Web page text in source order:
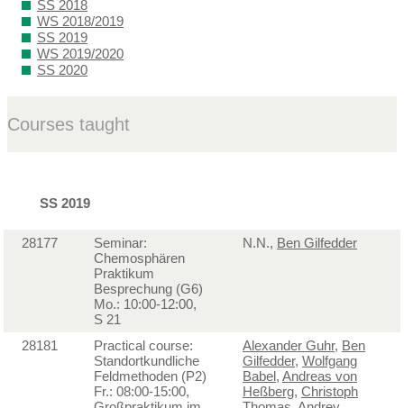
SS 2018
WS 2018/2019
SS 2019
WS 2019/2020
SS 2020
Courses taught
SS 2019
28177
Seminar:
Chemosphären
Praktikum
Besprechung (G6)
Mo.: 10:00-12:00,
S 21
N.N., Ben Gilfedder
28181
Practical course:
Standortkundliche
Feldmethoden (P2)
Fr.: 08:00-15:00,
Alexander Guhr, Ben
Gilfedder, Wolfgang
Babel, Andreas von
Heßberg, Christoph